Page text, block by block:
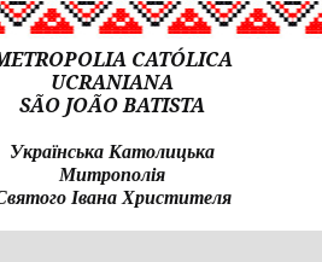
CATÓLICA
UCRANIANA
SÃO JOÃO BATISTA
Українська Католицька
Митрополія
Івана Христителя